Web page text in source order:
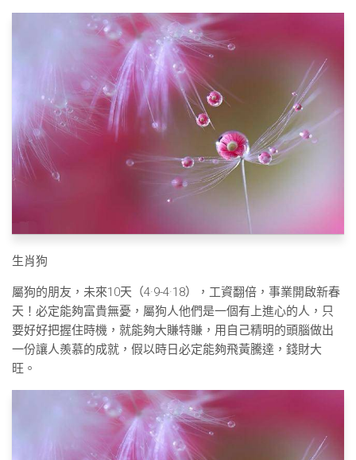
生肖狗
屬狗的朋友，未來10天（4·9-4·18），工資翻倍，事業開啟新春
天！必定能夠富貴無憂，屬狗人他們是一個有上進心的人，只
要好好把握住時機，就能夠大賺特賺，用自己精明的頭腦做出
一份讓人羨慕的成就，假以時日必定能夠飛黃騰達，錢財大
旺。